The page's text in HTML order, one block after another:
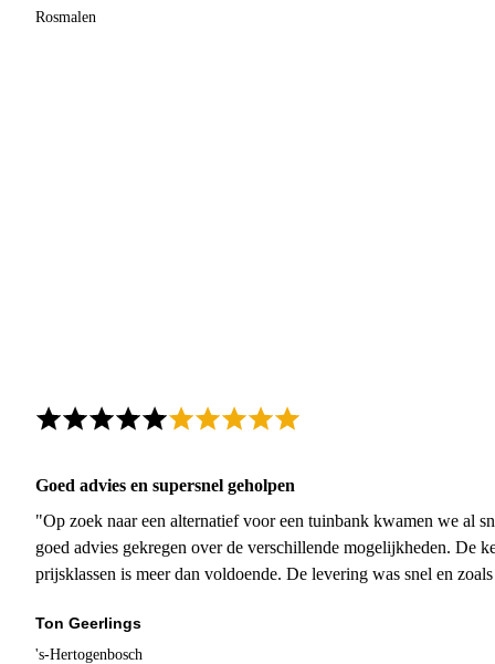
Rosmalen
Goed advies en supersnel geholpen
"Op zoek naar een alternatief voor een tuinbank kwamen we al
goed advies gekregen over de verschillende mogelijkheden. De
prijsklassen is meer dan voldoende. De levering was snel en
Ton Geerlings
's-Hertogenbosch